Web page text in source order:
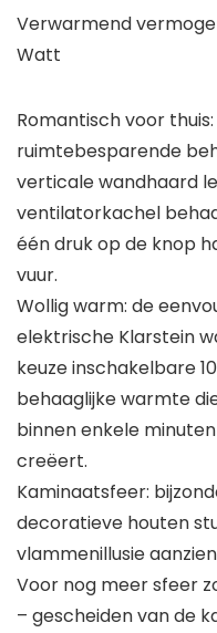
Verwarmend
Watt
Romantisch voor
ruimtebesparende
verticale wandhaard
ventilatorkachel
één druk op de knop
vuur.
Wollig warm: de
elektrische Klarstein
keuze inschakelbare
behaaglijke warmte
binnen enkele
creëert.
Kaminaatsfeer:
decoratieve houten
vlammenillusie
Voor nog meer sfeer
– gescheiden van de